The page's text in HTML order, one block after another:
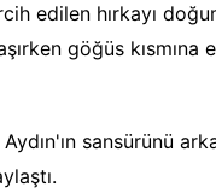
edilen hırkayı
göğüs kısmına
sansürünü